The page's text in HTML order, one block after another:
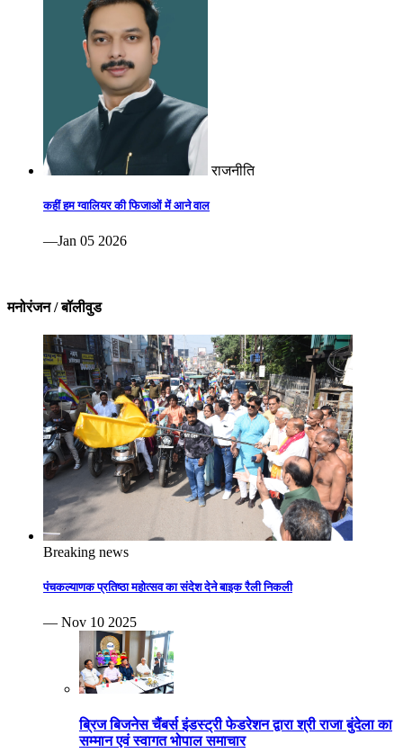
राजनीति
कहीं हम ग्वालियर की फिजाओं में आने वाल
—Jan 05 2026
मनोरंजन / बॉलीवुड
Breaking news
पंचकल्याणक प्रतिष्ठा महोत्सव का संदेश देने बाइक रैली निकली
— Nov 10 2025
ब्रिज बिजनेस चैंबर्स इंडस्ट्री फेडरेशन द्वारा श्री राजा बुंदेला का
सम्मान एवं स्वागत भोपाल समाचार